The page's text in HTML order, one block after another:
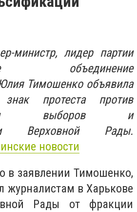
министр, лидер партии
объединение
Тимошенко объявила
протеста против
выборов и
Верховной Рады.
новости
в заявлении Тимошенко,
журналистам в Харькове
Рады от фракции